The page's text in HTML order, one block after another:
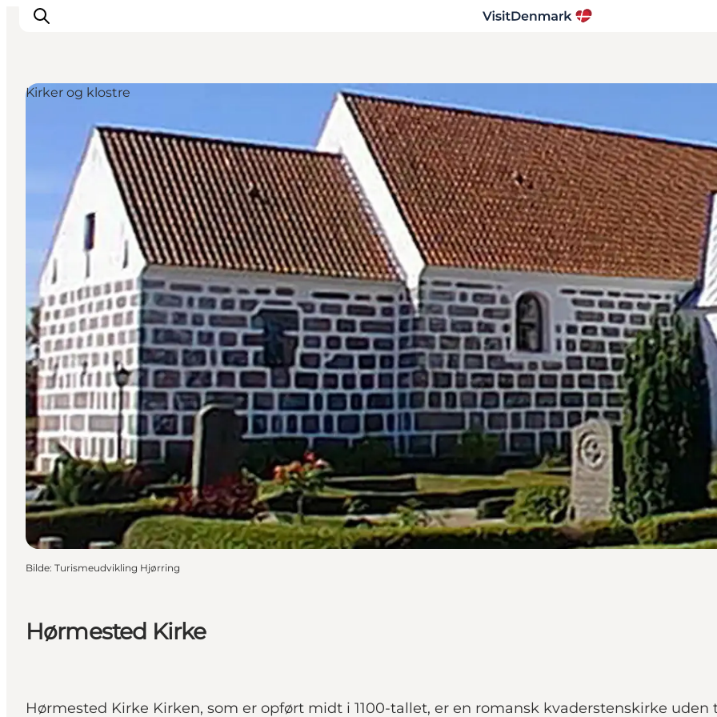
Inspirasjon
Reisemål
Aktiviteter
Overnatting
Planlegg reisen
Hørmested Kirke
Hørmested Kirke Kirken, som er opført midt i 1100-tallet, er en romansk kvaderstenskirke uden
Kirker og klostre
Bilde: Turismeudvikling Hjørring